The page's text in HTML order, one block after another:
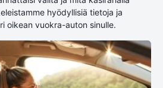
hyödyllisiä tietoja ja
oikean vuokra-auton sinulle.